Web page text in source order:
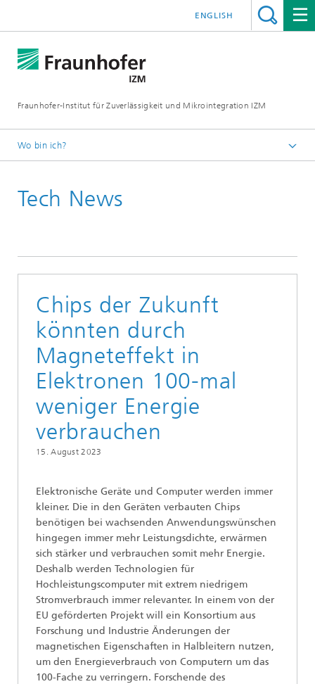
Fraunhofer-Institut für Zuverlässigkeit und Mikrointegration IZM
ENGLISH
Wo bin ich?
News & Veranstaltungen
Tech News
Chips der Zukunft
könnten durch
Magneteffekt in
Elektronen 100-mal
weniger Energie
verbrauchen
15. August 2023
Elektronische Geräte und Computer werden immer
kleiner. Die in den Geräten verbauten Chips
benötigen bei wachsenden Anwendungswünschen
hingegen immer mehr Leistungsdichte, erwärmen
sich stärker und verbrauchen somit mehr Energie.
Deshalb werden Technologien für
Hochleistungscomputer mit extrem niedrigem
Stromverbrauch immer relevanter. In einem von der
EU geförderten Projekt will ein Konsortium aus
Forschung und Industrie Änderungen der
magnetischen Eigenschaften in Halbleitern nutzen,
um den Energieverbrauch von Computern um das
100-Fache zu verringern. Forschende des